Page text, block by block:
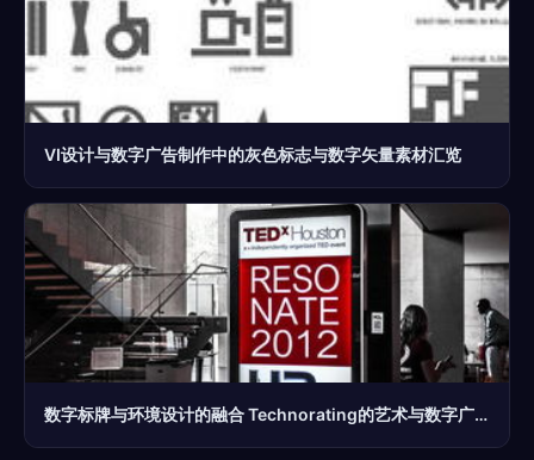
VI设计与数字广告制作中的灰色标志与数字矢量素材汇览
数字标牌与环境设计的融合 Technorating的艺术与数字广告制作的革新